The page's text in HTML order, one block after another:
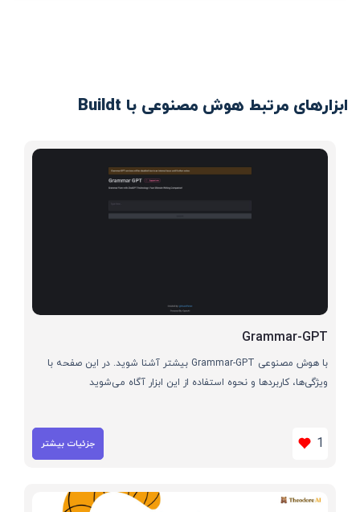
ابزارهای مرتبط هوش مصنوعی با Buildt
Grammar-GPT
با هوش مصنوعی Grammar-GPT بیشتر آشنا شوید. در این صفحه با
ویژگی‌ها، کاربردها و نحوه استفاده از این ابزار آگاه می‌شوید
1 جزئیات بیشتر